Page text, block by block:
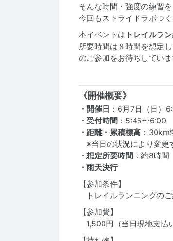
そんな時間・強度の練習
今回もストライドラボつく
本イベントは トレイルラ
所要時間は８時間を想定
のご参加をお待ちしていま
《開催概要》
・開催日 ：6月7日（日）
・受付時間 ：5:45〜6:00
・ 距離・累積標高 ：
※当日の状況により変更
・想定所要時間 ：約8時間
・雨天決行
【参加条件】
トレイルランニングのご
【参加費】
1,500円（当日現地支払